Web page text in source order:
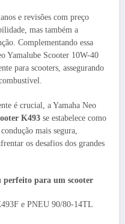
e revisões com preço
mas também a
Complementando essa
Yamalube Scooter 10W-40
para scooters, assegurando
é crucial, a Yamaha Neo
K493 se estabelece como
mais segura,
os desafios dos grandes
perfeito para um scooter
e PNEU 90/80-14TL